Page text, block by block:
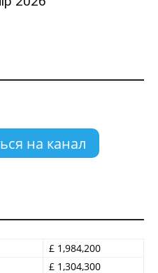
на канал
£ 1,984,200
£ 1,304,300